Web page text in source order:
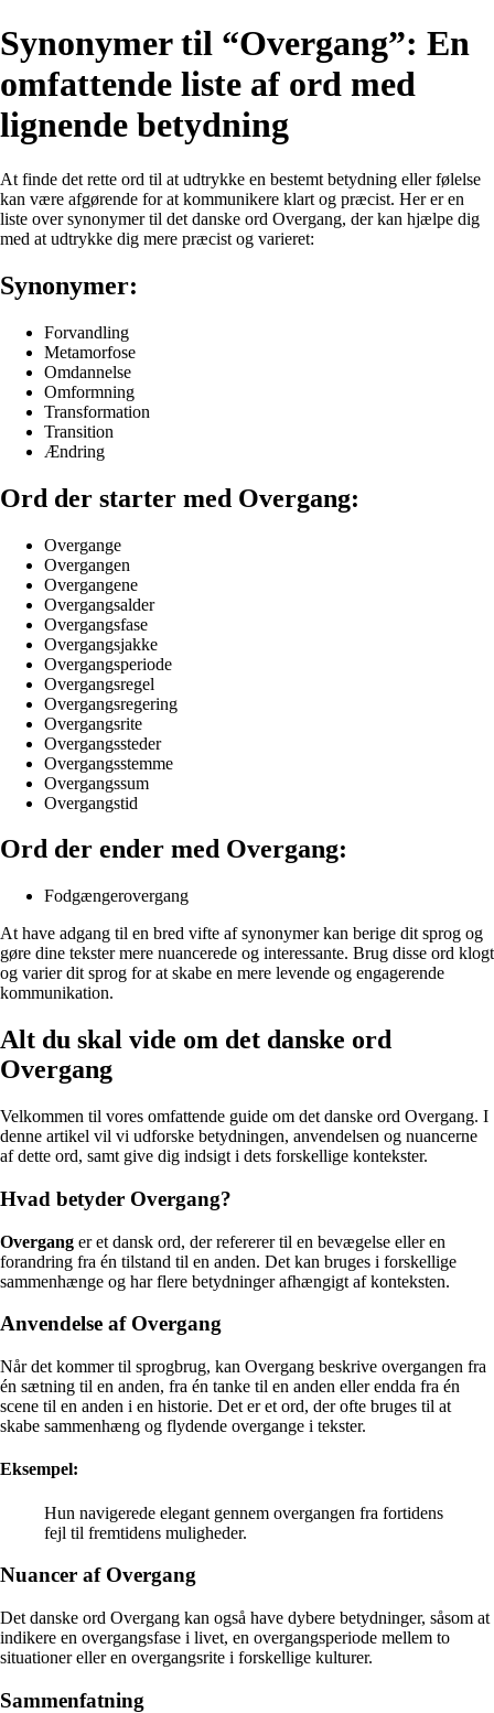
Synonymer til “Overgang”: En
omfattende liste af ord med
lignende betydning
At finde det rette ord til at udtrykke en bestemt betydning eller følelse
kan være afgørende for at kommunikere klart og præcist. Her er en
liste over synonymer til det danske ord Overgang, der kan hjælpe dig
med at udtrykke dig mere præcist og varieret:
Synonymer:
Forvandling
Metamorfose
Omdannelse
Omformning
Transformation
Transition
Ændring
Ord der starter med Overgang:
Overgange
Overgangen
Overgangene
Overgangsalder
Overgangsfase
Overgangsjakke
Overgangsperiode
Overgangsregel
Overgangsregering
Overgangsrite
Overgangssteder
Overgangsstemme
Overgangssum
Overgangstid
Ord der ender med Overgang:
Fodgængerovergang
At have adgang til en bred vifte af synonymer kan berige dit sprog og
gøre dine tekster mere nuancerede og interessante. Brug disse ord klogt
og varier dit sprog for at skabe en mere levende og engagerende
kommunikation.
Alt du skal vide om det danske ord
Overgang
Velkommen til vores omfattende guide om det danske ord Overgang. I
denne artikel vil vi udforske betydningen, anvendelsen og nuancerne
af dette ord, samt give dig indsigt i dets forskellige kontekster.
Hvad betyder Overgang?
Overgang er et dansk ord, der refererer til en bevægelse eller en
forandring fra én tilstand til en anden. Det kan bruges i forskellige
sammenhænge og har flere betydninger afhængigt af konteksten.
Anvendelse af Overgang
Når det kommer til sprogbrug, kan Overgang beskrive overgangen fra
én sætning til en anden, fra én tanke til en anden eller endda fra én
scene til en anden i en historie. Det er et ord, der ofte bruges til at
skabe sammenhæng og flydende overgange i tekster.
Eksempel:
Hun navigerede elegant gennem overgangen fra fortidens
fejl til fremtidens muligheder.
Nuancer af Overgang
Det danske ord Overgang kan også have dybere betydninger, såsom at
indikere en overgangsfase i livet, en overgangsperiode mellem to
situationer eller en overgangsrite i forskellige kulturer.
Sammenfatning